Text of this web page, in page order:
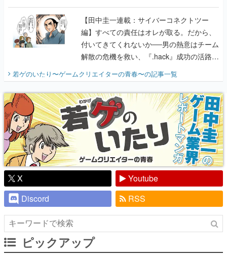
付いてきてくれないか──男の熱意はチーム
解散の危機を救い、『.hack』成功の活路を
開く。業界の快男児・松山 洋に流れる血は
『少年ジャンプ』色だった【若ゲのいた
り】
若ゲのいたり〜ゲームクリエイターの青春〜の記事一覧
X
Youtube
Discord
RSS
ピックアップ
電ファミのいま読まれている記事ランキング
アプリセール情報